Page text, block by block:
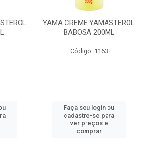
YAMA CREME YAMASTEROL
BABOSA 200ML
Código: 1163
Faça seu login ou
cadastre-se para
ver preços e
comprar